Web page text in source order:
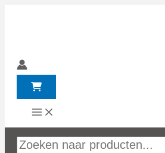
inhoud
Producten